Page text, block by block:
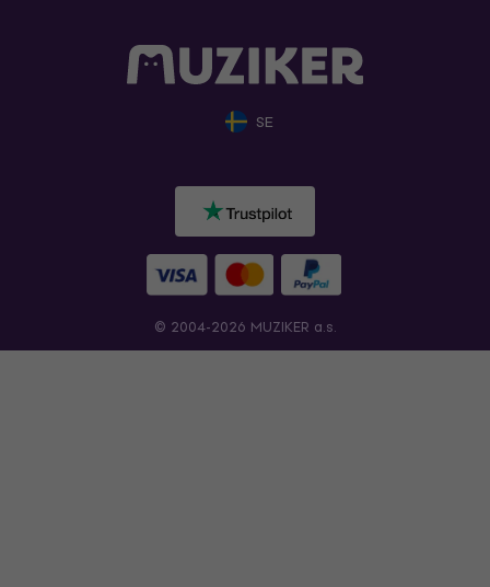
SE
© 2004-2026 MUZIKER a.s.